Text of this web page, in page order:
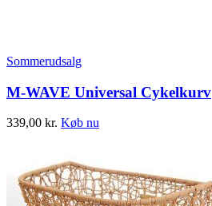
Sommerudsalg
M-WAVE Universal Cykelkurv
339,00 kr. Køb nu